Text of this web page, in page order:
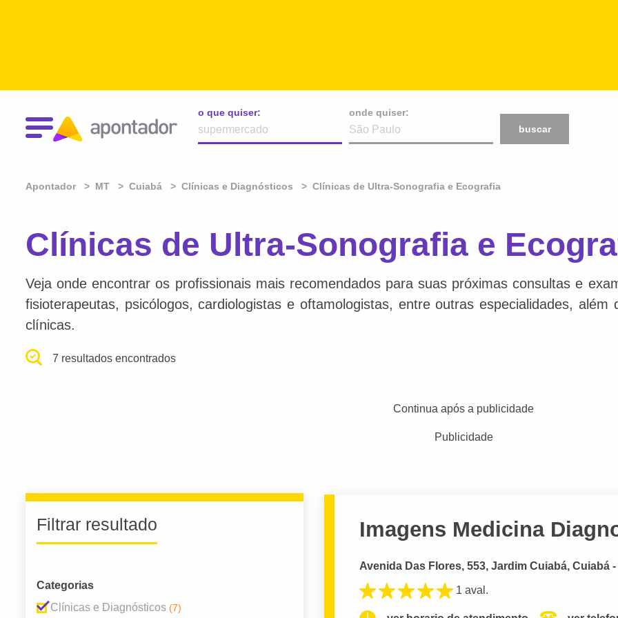
o que quiser:
onde quiser:
buscar
Apontador MT Cuiabá Clínicas e Diagnósticos Clínicas de Ultra-Sonografia e Ecografia
Clínicas de Ultra-Sonografia e
Veja onde encontrar os profissionais mais recomendados para suas próximas consultas e
fisioterapeutas, psicólogos, cardiologistas e oftamologistas, entre outras especialidades,
clínicas.
7 resultados encontrados
Continua após a publicidade
Publicidade
Filtrar resultado
Categorias
Clínicas e Diagnósticos (7)
Imagens Medicina
Avenida Das Flores, 553, Jardim Cuiabá, Cuiabá -
1 aval.